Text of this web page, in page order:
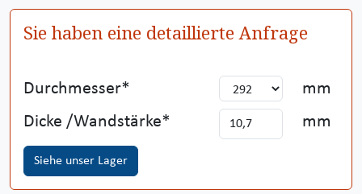
Sie haben eine detaillierte Anfrage
Durchmesser
mm
Dicke /Wandstärke
mm
Siehe unser Lager